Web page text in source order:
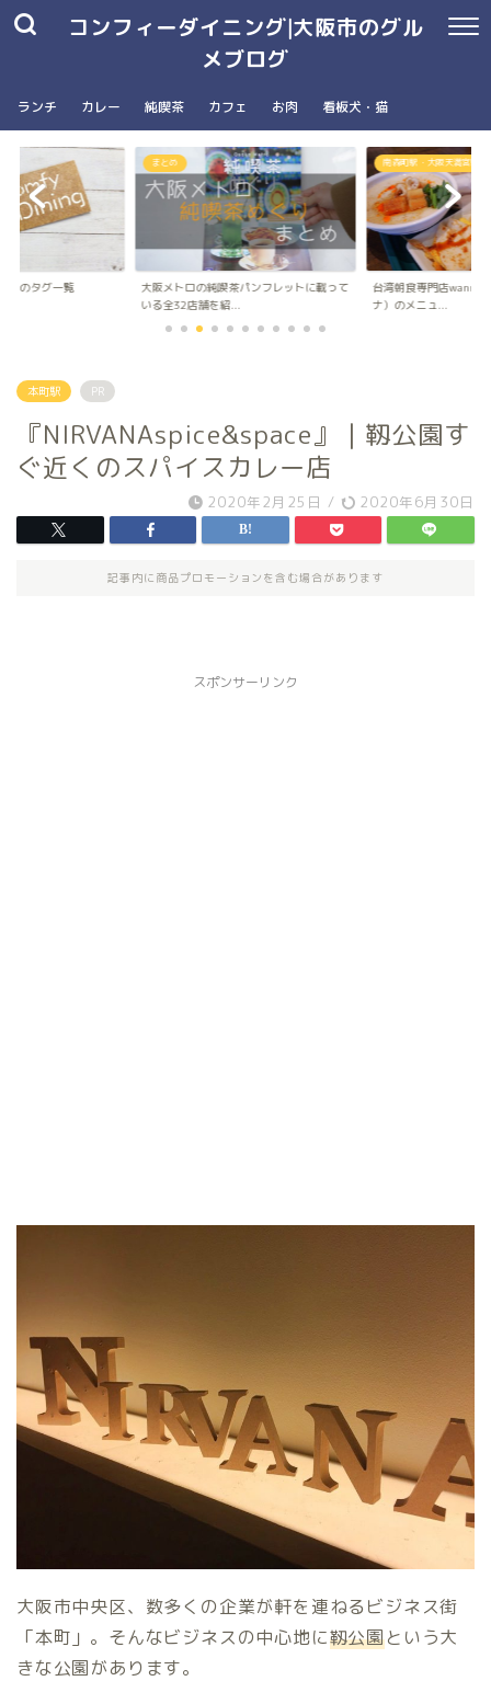
コンフィーダイニング|大阪市のグル
メブログ
ランチ カレー 純喫茶 カフェ お肉 看板犬・猫
グのタグ一覧
まとめ
大阪メトロの純喫茶パンフレットに載って
いる全32店舗を紹...
南森町駅・大阪天満宮駅
台湾朝食専門店wanna
ナ）のメニュ...
本町駅 PR
『NIRVANAspice&space』｜靱公園す
ぐ近くのスパイスカレー店
2020年2月25日 / 2020年6月30日
記事内に商品プロモーションを含む場合があります
スポンサーリンク
大阪市中央区、数多くの企業が軒を連ねるビジネス街
「本町」。そんなビジネスの中心地に靱公園という大
きな公園があります。